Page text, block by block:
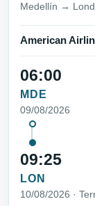
Medellín →
American
06:00
MDE
09/08/2026
09:25
LON
10/08/2026 ·